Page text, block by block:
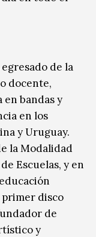
de la
docente,
bandas y
en los
y Uruguay.
la Modalidad
Escuelas, y en
disco
de
y